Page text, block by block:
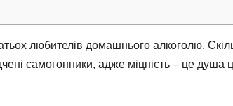
любителів домашнього алкоголю.
самогонники, адже міцність – це душа